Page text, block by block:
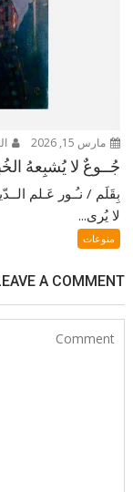
مارس 15, 2026
جُــوعٌ لا يُشبِعهُ
بِقَلَم / نـُـور عَـلم
لا يُرى...
منوعات
A COMMENT